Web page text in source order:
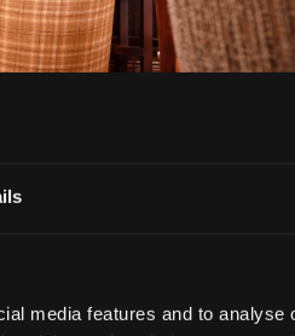
media features and to analyse